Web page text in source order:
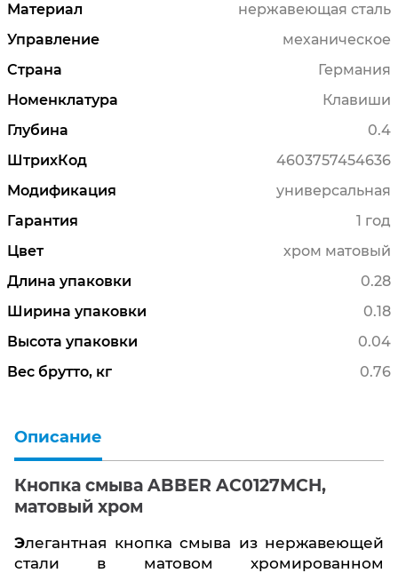
Материал
нержавеющая сталь
Управление
механическое
Страна
Германия
Номенклатура
Клавиши
Глубина
0.4
ШтрихКод
4603757454636
Модификация
универсальная
Гарантия
1 год
Цвет
хром матовый
Длина упаковки
0.28
Ширина упаковки
0.18
Высота упаковки
0.04
Вес брутто, кг
0.76
Описание
Кнопка смыва ABBER AC0127MCH,
матовый хром
Элегантная кнопка смыва из нержавеющей
стали в матовом хромированном